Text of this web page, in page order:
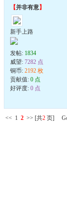
【并非有意】
新手上路
发帖: 1834
威望: 7282 点
铜币: 2192 枚
贡献值: 0 点
好评度: 0 点
<< 1 2 >> [共2 页]